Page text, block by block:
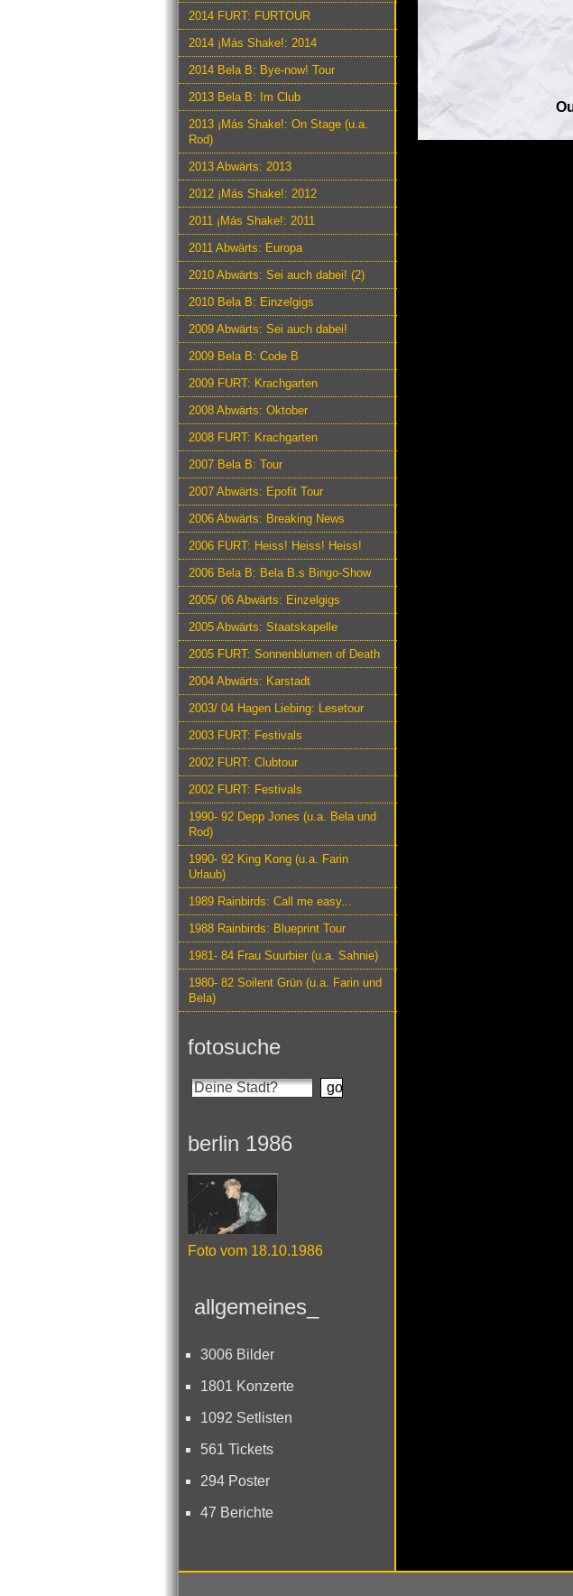
2014 FURT: FURTOUR
2014 ¡Más Shake!: 2014
2014 Bela B: Bye-now! Tour
2013 Bela B: Im Club
2013 ¡Más Shake!: On Stage (u.a.
Rod)
2013 Abwärts: 2013
2012 ¡Más Shake!: 2012
2011 ¡Más Shake!: 2011
2011 Abwärts: Europa
2010 Abwärts: Sei auch dabei! (2)
2010 Bela B: Einzelgigs
2009 Abwärts: Sei auch dabei!
2009 Bela B: Code B
2009 FURT: Krachgarten
2008 Abwärts: Oktober
2008 FURT: Krachgarten
2007 Bela B: Tour
2007 Abwärts: Epofit Tour
2006 Abwärts: Breaking News
2006 FURT: Heiss! Heiss! Heiss!
2006 Bela B: Bela B.s Bingo-Show
2005/ 06 Abwärts: Einzelgigs
2005 Abwärts: Staatskapelle
2005 FURT: Sonnenblumen of Death
2004 Abwärts: Karstadt
2003/ 04 Hagen Liebing: Lesetour
2003 FURT: Festivals
2002 FURT: Clubtour
2002 FURT: Festivals
1990- 92 Depp Jones (u.a. Bela und
Rod)
1990- 92 King Kong (u.a. Farin
Urlaub)
1989 Rainbirds: Call me easy...
1988 Rainbirds: Blueprint Tour
1981- 84 Frau Suurbier (u.a. Sahnie)
1980- 82 Soilent Grün (u.a. Farin und
Bela)
fotosuche
berlin 1986
Foto vom 18.10.1986
allgemeines_
3006 Bilder
1801 Konzerte
1092 Setlisten
561 Tickets
294 Poster
47 Berichte